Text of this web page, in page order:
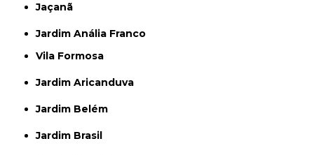
Jaçanã
Jardim Anália Franco
Vila Formosa
Jardim Aricanduva
Jardim Belém
Jardim Brasil